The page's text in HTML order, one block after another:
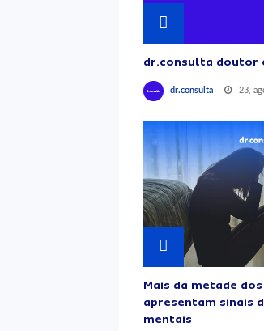
dr.consulta doutor
dr.consulta 23,
Mais da metade
apresentam sinais
mentais